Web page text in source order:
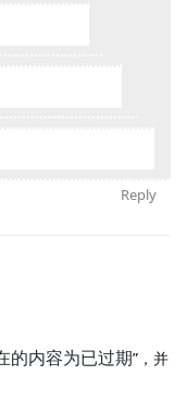
Reply
的内容为已过期”，并